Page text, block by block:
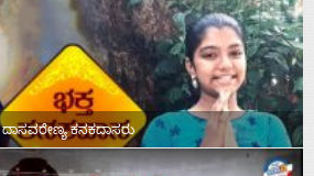
ದಾಸವರೇಣ್ಯ ಕನಕದಾಸರು